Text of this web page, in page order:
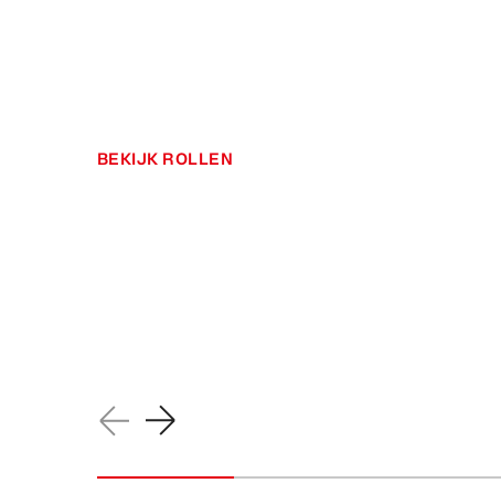
BEKIJK ROLLEN